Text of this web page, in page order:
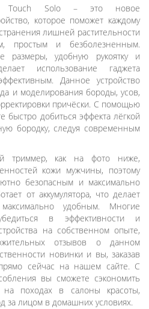
Touch Solo – это новое
которое поможет каждому
лишней растительности
простым и безболезненным.
размеры, удобную рукоятку и
использование гаджета
Данное устройство
и моделирования бороды, усов,
причёски. С помощью
быстро добиться эффекта лёгкой
бородку, следуя современным
триммер, как на фото ниже,
кожи мужчины, поэтому
безопасным и максимально
от аккумулятора, что делает
удобным. Многие
в эффективности и
на собственном опыте,
отзывов о данном
новинки и вы, заказав
сейчас на нашем сайте. С
вы сможете сэкономить
походах в салоны красоты,
за лицом в домашних условиях.